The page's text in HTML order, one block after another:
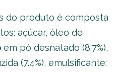
do produto é composta
açúcar, óleo de
em pó desnatado (8.7%),
(7.4%), emulsificante: